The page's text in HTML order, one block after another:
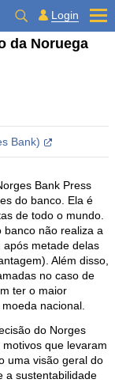
Login
da Noruega
Bank)
Bank Press
do banco. Ela é
de todo o mundo.
banco não realiza a
metade delas
Além disso,
no caso de
ter o maior
nacional.
do Norges
que levaram
uma visão geral do
a sustentabilidade